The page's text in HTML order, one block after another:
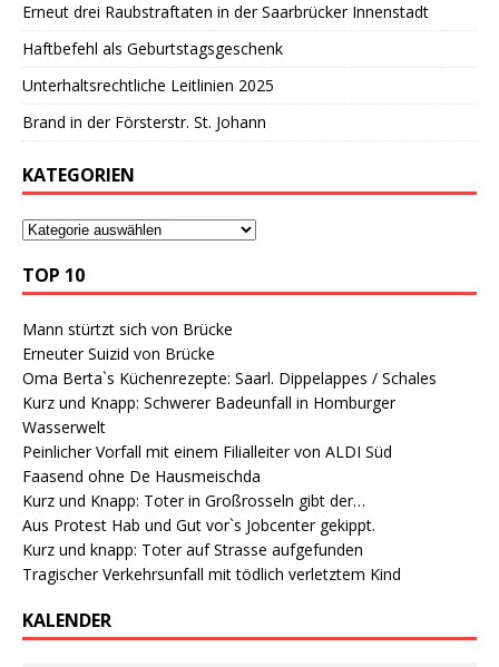
Erneut drei Raubstraftaten in der Saarbrücker Innenstadt
Haftbefehl als Geburtstagsgeschenk
Unterhaltsrechtliche Leitlinien 2025
Brand in der Försterstr. St. Johann
KATEGORIEN
TOP 10
Mann stürtzt sich von Brücke
Erneuter Suizid von Brücke
Oma Berta`s Küchenrezepte: Saarl. Dippelappes / Schales
Kurz und Knapp: Schwerer Badeunfall in Homburger
Wasserwelt
Peinlicher Vorfall mit einem Filialleiter von ALDI Süd
Faasend ohne De Hausmeischda
Kurz und Knapp: Toter in Großrosseln gibt der…
Aus Protest Hab und Gut vor`s Jobcenter gekippt.
Kurz und knapp: Toter auf Strasse aufgefunden
Tragischer Verkehrsunfall mit tödlich verletztem Kind
KALENDER